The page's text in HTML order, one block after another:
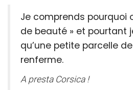
Je comprends pourquoi
de beauté » et pourtant
qu’une petite parcelle
renferme.
A presta Corsica !